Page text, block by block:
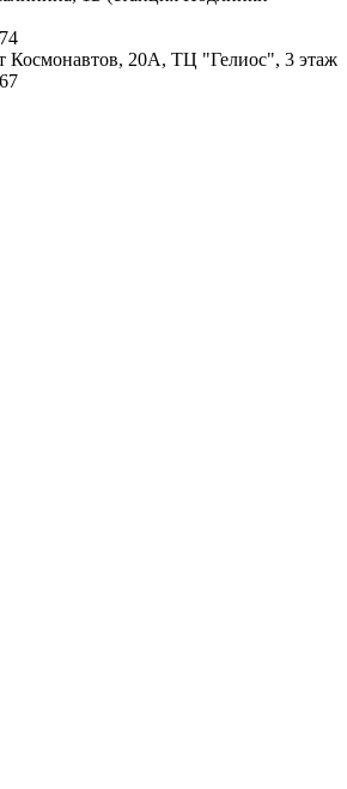
Космонавтов, 20А, ТЦ "Гелиос", 3 этаж